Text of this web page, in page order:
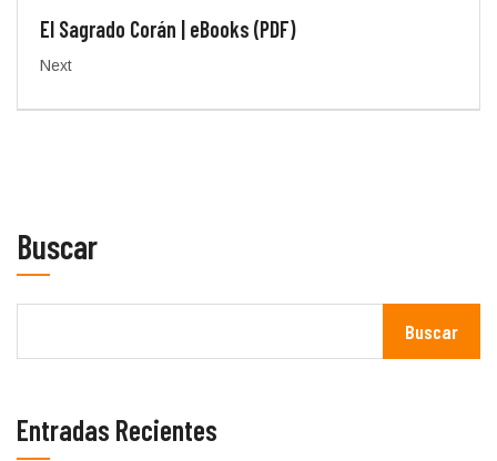
El Sagrado Corán | eBooks (PDF)
Next
Buscar
Buscar
Entradas Recientes